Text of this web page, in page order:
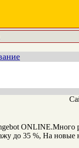
до 35 %, На новые